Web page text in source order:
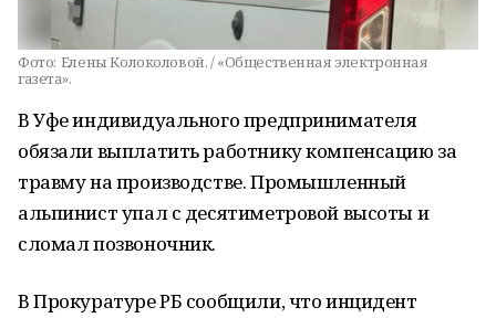
Фото: Елены Колоколовой. / «Общественная электронная
газета».
В Уфе индивидуального предпринимателя
обязали выплатить работнику компенсацию за
травму на производстве. Промышленный
альпинист упал с десятиметровой высоты и
сломал позвоночник.
В Прокуратуре РБ сообщили, что инцидент